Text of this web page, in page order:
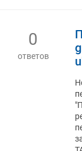
0
ответов